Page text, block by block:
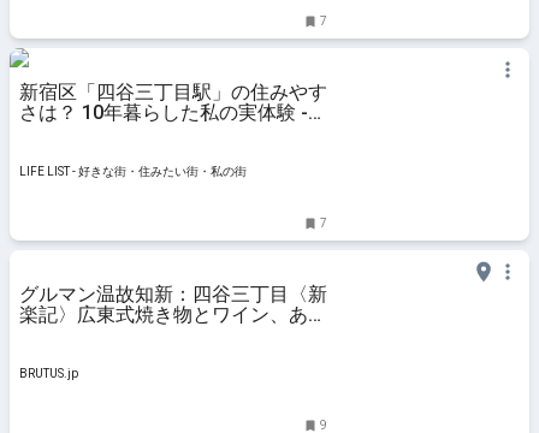
7
新宿区「四谷三丁目駅」の住みやす
さは？ 10年暮らした私の実体験 -
LIFE LIST - 好きな街・住みたい街・私の街
7
グルマン温故知新：四谷三丁目〈新
楽記〉広東式焼き物とワイン、あの
BRUTUS.jp
9